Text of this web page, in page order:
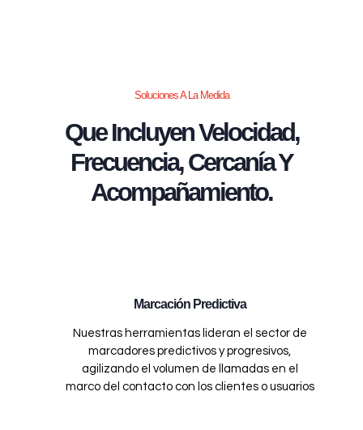
Soluciones A La Medida
Que Incluyen Velocidad,
Frecuencia, Cercanía Y
Acompañamiento.
Marcación Predictiva
Nuestras herramientas lideran el sector de
marcadores predictivos y progresivos,
agilizando el volumen de llamadas en el
marco del contacto con los clientes o usuarios